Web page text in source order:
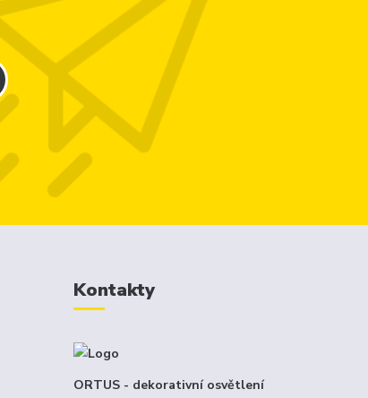
Kontakty
ORTUS - dekorativní osvětlení